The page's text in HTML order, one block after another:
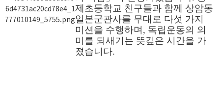
제초등학교 친구들과 함께 상암동
일본군관사를 무대로 다섯 가지
미션을 수행하며, 독립운동의 의
미를 되새기는 뜻깊은 시간을 가
졌습니다.